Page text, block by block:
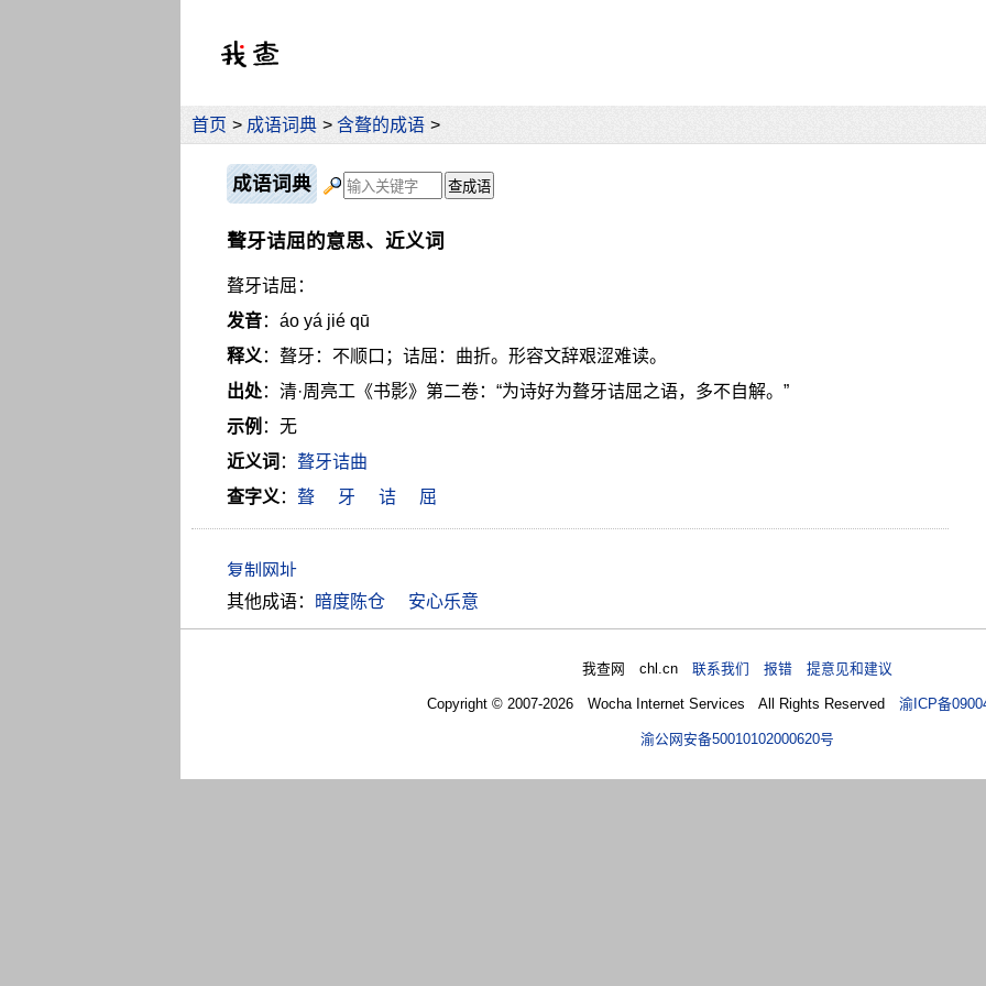
首页 > 成语词典 > 含聱的成语 >
成语词典
聱牙诘屈的意思、近义词
聱牙诘屈：
发音：áo yá jié qū
释义：聱牙：不顺口；诘屈：曲折。形容文辞艰涩难读。
出处：清·周亮工《书影》第二卷：“为诗好为聱牙诘屈之语，多不自解。”
示例 ：无
近义词 ： 聱牙诘曲
查字义： 聱 牙 诘 屈
其他成语： 暗度陈仓 安心乐意
我查网 chl.cn联系我们 报错 提意见和建议
Copyright © 2007-2026 Wocha Internet Services All Rights Reserved渝ICP备
渝公网安备50010102000620号